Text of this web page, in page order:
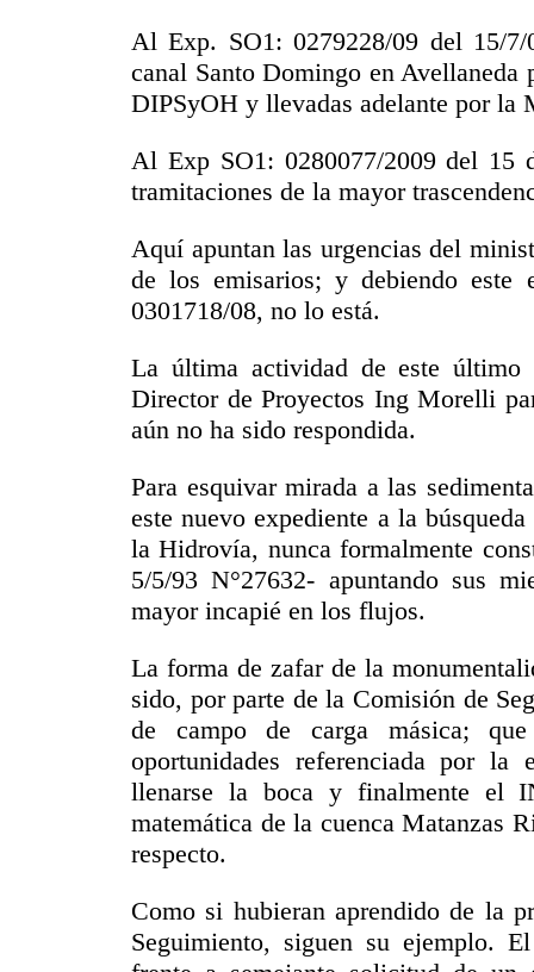
Al Exp. SO1: 0279228/09 del 15/
canal Santo Domingo en
DIPSyOH y llevadas adelante por la
Al Exp SO1: 0280077/2009 del 15
tramitaciones de la mayor
Aquí apuntan las urgencias del
de los emisarios; y debiendo este
0301718/08, no lo está.
La última actividad de este
Director de Proyectos Ing Morelli
aún no ha sido respondida.
Para esquivar mirada a las
este nuevo expediente a la
la Hidrovía, nunca formalmente
5/5/93 N°27632- apuntando sus
mayor incapié en los flujos.
La forma de zafar de la
sido, por parte de la Comisión de
de campo de carga másica;
oportunidades referenciada por
llenarse la boca y finalmente el
matemática de la cuenca Matanzas
respecto.
Como si hubieran aprendido de la
Seguimiento, siguen su ejemplo.